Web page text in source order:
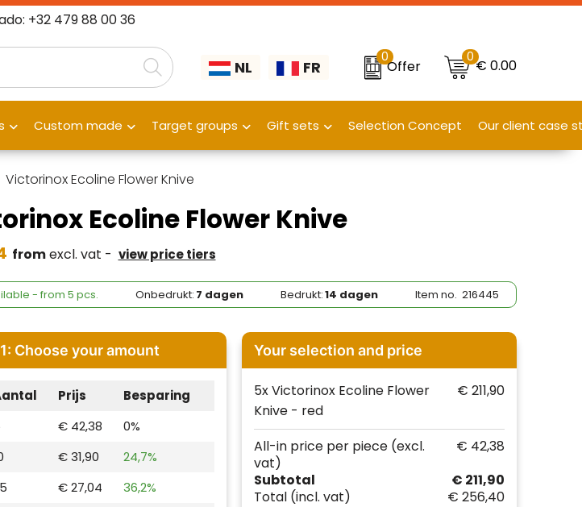
+32 479 88 00 36
NL FR
0
Offer
0€ 0.00
Custom made Target groups Gift sets Selection Concept Our client case
Victorinox Ecoline Flower Knive
Ecoline Flower Knive
fromexcl. vat - view price tiers
- from 5 pcs. Onbedrukt: 7 dagen Bedrukt:14 dagen Item no.216445
Choose your amount
Prijs
Besparing
€ 42,38
0%
€ 31,90
24,7%
€ 27,04
36,2%
Your selection and price
5x Victorinox Ecoline Flower
Knive - red
€ 211,90
Subtotal
€ 211,90
Total (incl. vat) € 256,40
All-in price per piece (excl.
vat)
€ 42,38